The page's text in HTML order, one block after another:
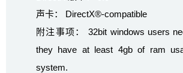
声卡： DirectX®-compatible
附注事项： 32bit windows users
they have at least 4gb of ram
system.